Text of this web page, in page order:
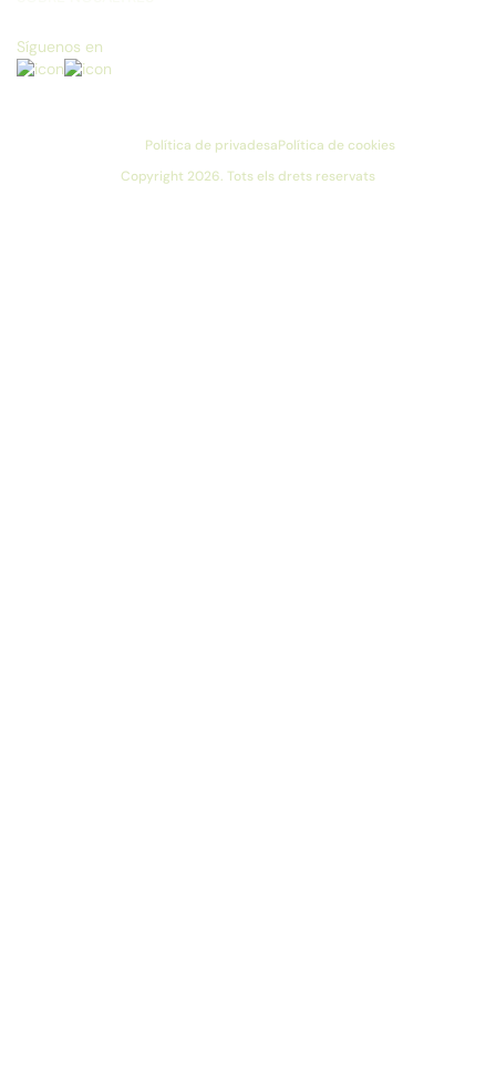
Síguenos en
Copyright 2026. Tots els drets reservats
Política de privadesaPolítica de cookies